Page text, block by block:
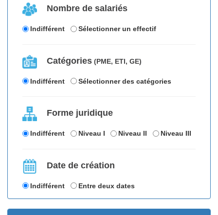
Nombre de salariés
Indifférent Sélectionner un effectif
Catégories (PME, ETI, GE)
Indifférent Sélectionner des catégories
Forme juridique
Indifférent Niveau I Niveau II Niveau III
Date de création
Indifférent Entre deux dates